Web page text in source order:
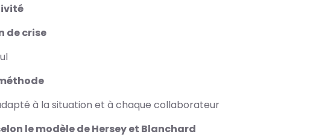
de crise
à la situation et à chaque collaborateur
le modèle de Hersey et Blanchard